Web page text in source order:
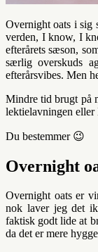
Overnight oats i sig
verden, I know, I
efterårets sæson,
særlig overskuds
efterårsvibes. Men
Mindre tid brugt på
lektielavningen
Du bestemmer 😉
Overnight
Overnight oats er
nok laver jeg det
faktisk godt lide at
da det er mere